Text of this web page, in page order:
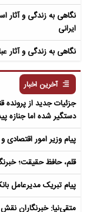
نگاهی به زندگی و آثار
ایرانی
نگاهی به زندگی و آثار
آخرین اخبار
جزئیات جدید از
دستگیر شده اما جنازه
پیام وزیر امور اقتصادی
قلم، حافظ حقیقت؛
پیام تبریک مدیرعامل
متقی‌نیا: خبرنگاران